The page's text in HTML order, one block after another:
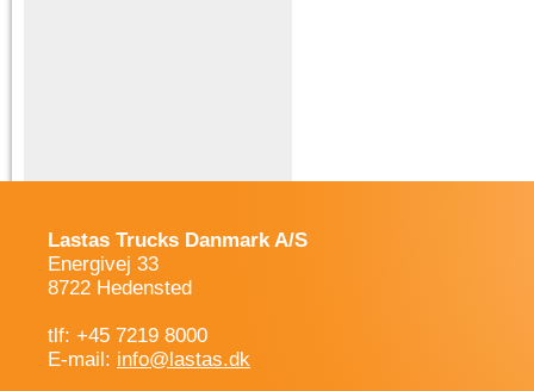
Lastas Trucks Danmark A/S
Energivej 33
8722 Hedensted
tlf: +45 7219 8000
E-mail: info@lastas.dk